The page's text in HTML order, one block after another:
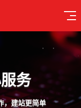
务
，建站更简单